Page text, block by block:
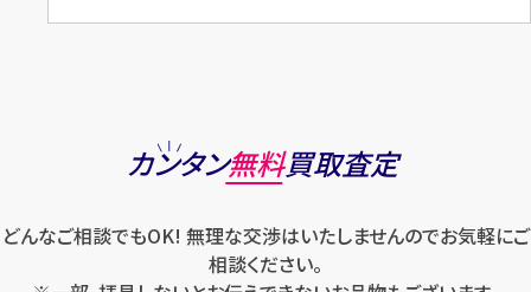
カンタン無料買取査定
どんなご相談でもOK! 無理な交渉はいたしませんのでお気軽にご
相談ください。